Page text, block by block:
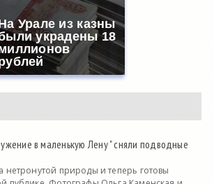
Урале из казны
украдены 18
в маленькую Лену " сняли подводные
нетронутой природы и теперь готовы